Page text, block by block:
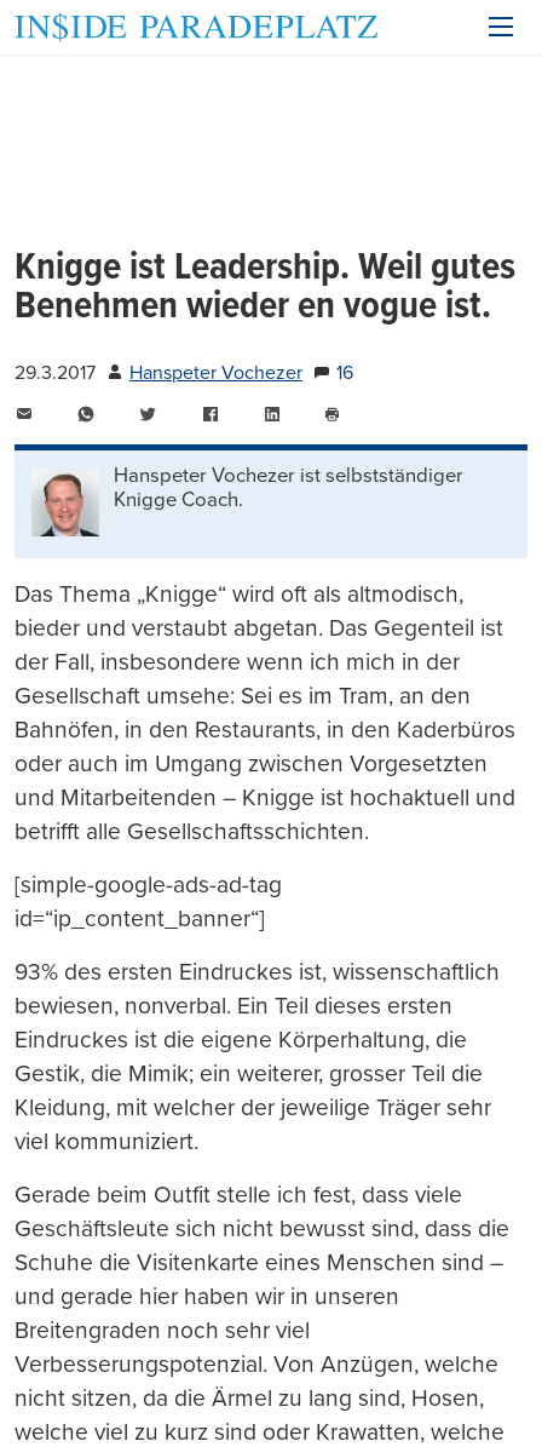
Knigge ist Leadership. Weil gutes
Benehmen wieder en vogue ist.
29.3.2017 Hanspeter Vochezer
16
WhatsAppTwitter FacebookLinkedIn
drucken
Hanspeter Vochezer ist selbstständiger
Knigge Coach.
Das Thema „Knigge“ wird oft als altmodisch,
bieder und verstaubt abgetan. Das Gegenteil ist
der Fall, insbesondere wenn ich mich in der
Gesellschaft umsehe: Sei es im Tram, an den
Bahnöfen, in den Restaurants, in den Kaderbüros
oder auch im Umgang zwischen Vorgesetzten
und Mitarbeitenden – Knigge ist hochaktuell und
betrifft alle Gesellschaftsschichten.
[simple-google-ads-ad-tag
id=“ip_content_banner“]
93% des ersten Eindruckes ist, wissenschaftlich
bewiesen, nonverbal. Ein Teil dieses ersten
Eindruckes ist die eigene Körperhaltung, die
Gestik, die Mimik; ein weiterer, grosser Teil die
Kleidung, mit welcher der jeweilige Träger sehr
viel kommuniziert.
Gerade beim Outfit stelle ich fest, dass viele
Geschäftsleute sich nicht bewusst sind, dass die
Schuhe die Visitenkarte eines Menschen sind –
und gerade hier haben wir in unseren
Breitengraden noch sehr viel
Verbesserungspotenzial. Von Anzügen, welche
nicht sitzen, da die Ärmel zu lang sind, Hosen,
welche viel zu kurz sind oder Krawatten, welche